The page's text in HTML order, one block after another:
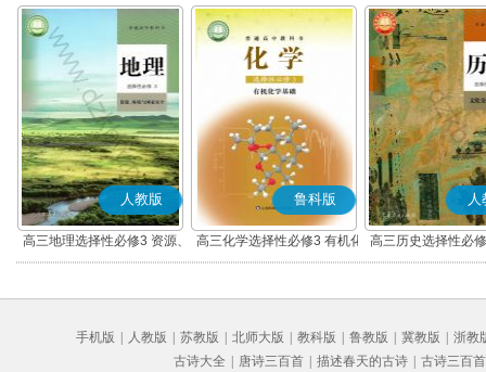
人教版
高三地理选择性必修3 资源、
环境与国家安全
鲁科版
高三化学选择性必修3 有机化
学基础
人
高三历史选择性必
流与传播(部
手机版 人教版 苏教版 北师大版 教科版 鲁教版 冀教版
浙教
古诗大全
唐诗三百首 描述春天的古诗 古诗三百首